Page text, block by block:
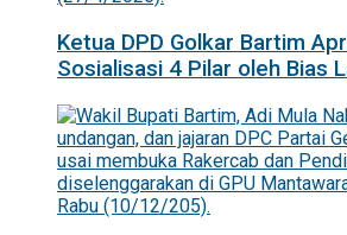
Ketua DPD Golkar Bartim
Sosialisasi 4 Pilar oleh Bias